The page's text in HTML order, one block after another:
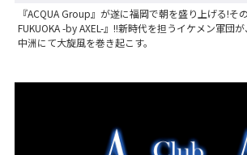
『ACQUA Group』が遂に福岡で朝を盛り上げる!そ
FUKUOKA -by AXEL-』!!新時代を担うイケメン軍団
中洲にて大旋風を巻き起こす。